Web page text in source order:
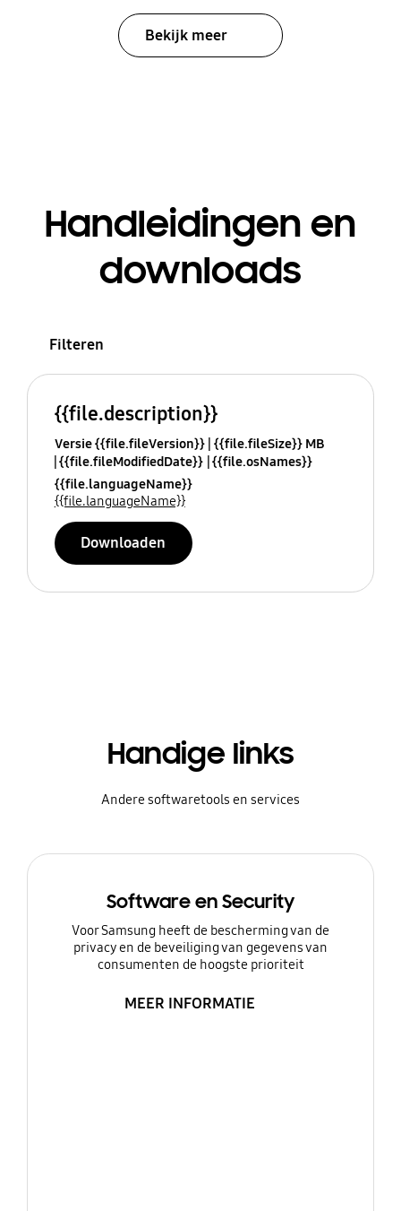
Bekijk meer
Handleidingen en
downloads
Filteren
{{file.description}}
Versie {{file.fileVersion}} {{file.fileSize}} MB
{{file.fileModifiedDate}} {{file.osNames}}
{{file.languageName}}
{{file.languageName}}
Downloaden
Handige links
Andere softwaretools en services
Software en Security
Voor Samsung heeft de bescherming van de
privacy en de beveiliging van gegevens van
consumenten de hoogste prioriteit
MEER INFORMATIE